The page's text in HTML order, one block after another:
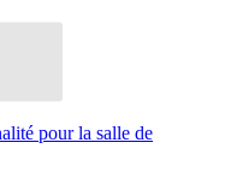
pour la salle de